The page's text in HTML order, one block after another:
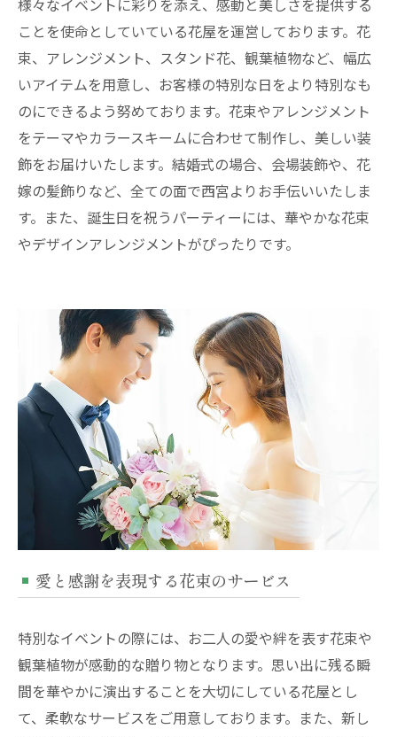
様々なイベントに彩りを添え、感動と美しさを提供する
ことを使命としていている花屋を運営しております。花
束、アレンジメント、スタンド花、観葉植物など、幅広
いアイテムを用意し、お客様の特別な日をより特別なも
のにできるよう努めております。花束やアレンジメント
をテーマやカラースキームに合わせて制作し、美しい装
飾をお届けいたします。結婚式の場合、会場装飾や、花
嫁の髪飾りなど、全ての面で西宮よりお手伝いいたしま
す。また、誕生日を祝うパーティーには、華やかな花束
やデザインアレンジメントがぴったりです。
愛と感謝を表現する花束のサービス
特別なイベントの際には、お二人の愛や絆を表す花束や
観葉植物が感動的な贈り物となります。思い出に残る瞬
間を華やかに演出することを大切にしている花屋とし
て、柔軟なサービスをご用意しております。また、新し